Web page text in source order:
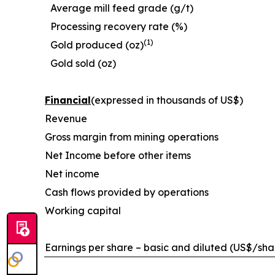
Average mill feed grade (g/t)
Processing recovery rate (%)
Gold produced (oz)(1)
Gold sold (oz)
Financial(expressed in thousands of US$)
Revenue
Gross margin from mining operations
Net Income before other items
Net income
Cash flows provided by operations
Working capital
Earnings per share – basic and diluted (US$/